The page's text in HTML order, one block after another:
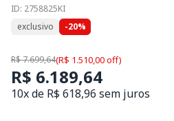
ID: 2758825KI
exclusivo
-20%
R$ 7.699,64(R$ 1.510,00 off)
R$ 6.189,64
10x de R$ 618,96 sem juros